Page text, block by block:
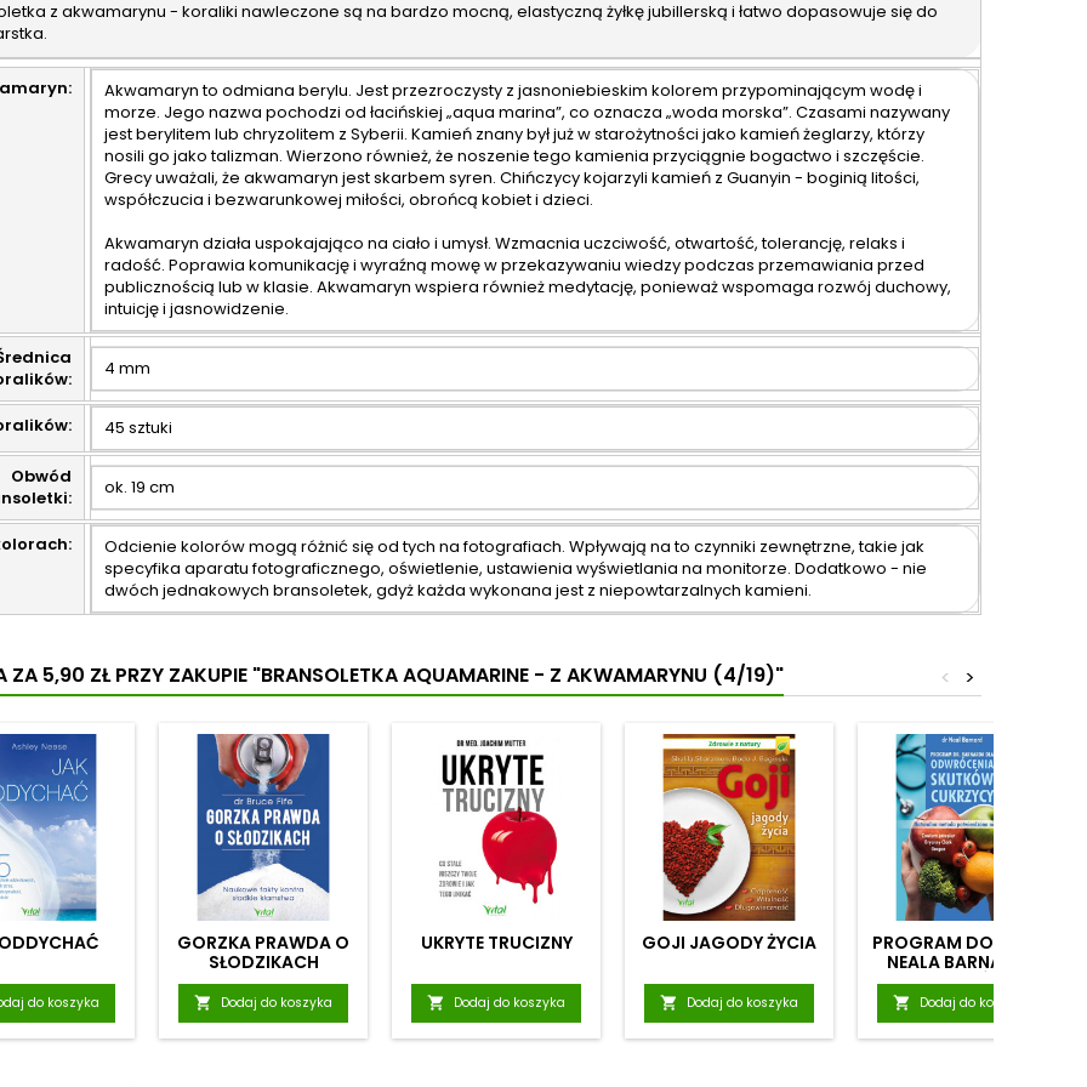
zapachów
jakości.
zapachy mogą
wiele zastosowań:
na wakacjach, w
w gabinecie...
celowanej terapii
działalność przekierował na
nową medycynę
biofizykalną. Odkryjesz
mało popularne, ale
skutecznie, metody na
zwalczanie chorób
spowodowanych...
aktywują nasze geny tycia,
nieodwracalne
przybieranie na wadze oraz
prezentuje dziewięć
produktów wyłączających
geny tycia. Eliminują one
najgroźniejszą...
w stanie spalić i
Jak przyspieszyć
metabolizm i zapobiec
przedwczesnemu starzeniu
się komórek? Sekret tkwi w
aktywności fizycznej, diecie,
witaminach i poście...
z akwamarynu - koraliki nawleczone są na bardzo mocną, elastyczną żyłkę jubillerską i łatwo dopasowuje się do
Akwamaryn to odmiana berylu. Jest przezroczysty z jasnoniebieskim kolorem przypominającym wodę i
morze. Jego nazwa pochodzi od łacińskiej „aqua marina”, co oznacza „woda morska”. Czasami nazywany
jest berylitem lub chryzolitem z Syberii. Kamień znany był już w starożytności jako kamień żeglarzy, którzy
nosili go jako talizman. Wierzono również, że noszenie tego kamienia przyciągnie bogactwo i szczęście.
Grecy uważali, że akwamaryn jest skarbem syren. Chińczycy kojarzyli kamień z Guanyin - boginią litości,
współczucia i bezwarunkowej miłości, obrońcą kobiet i dzieci.
Akwamaryn działa uspokajająco na ciało i umysł. Wzmacnia uczciwość, otwartość, tolerancję, relaks i
radość. Poprawia komunikację i wyraźną mowę w przekazywaniu wiedzy podczas przemawiania przed
publicznością lub w klasie. Akwamaryn wspiera również medytację, ponieważ wspomaga rozwój duchowy,
intuicję i jasnowidzenie.
4 mm
45 sztuki
Obwód
ok. 19 cm
Odcienie kolorów mogą różnić się od tych na fotografiach. Wpływają na to czynniki zewnętrzne, takie jak
specyfika aparatu fotograficznego, oświetlenie, ustawienia wyświetlania na monitorze. Dodatkowo - nie
dwóch jednakowych bransoletek, gdyż każda wykonana jest z niepowtarzalnych kamieni.
ZA 5,90 ZŁPRZY ZAKUPIE "BRANSOLETKA AQUAMARINE - Z AKWAMARYNU (4/19)" >
<
do koszyka
GORZKA PRAWDA O
SŁODZIKACH
 Dodaj do koszyka
UKRYTE TRUCIZNY
 Dodaj do koszyka
GOJI JAGODY ŻYCIA
 Dodaj do koszyka
PROGRAM DOKTORA
NEALA BARNARDA
DLA ODWRÓCENIA
SKUTKÓW CUKRZYCY
 Dodaj do koszyka